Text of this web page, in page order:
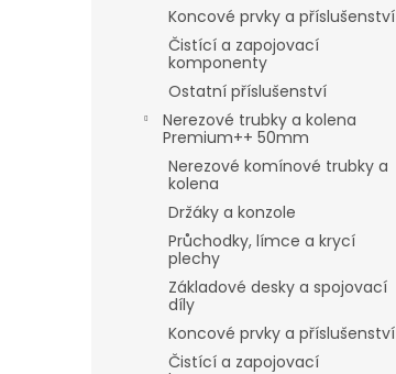
Koncové prvky a příslušenství
Čistící a zapojovací
komponenty
Ostatní příslušenství
Nerezové trubky a kolena
Premium++ 50mm
Nerezové komínové trubky a
kolena
Držáky a konzole
Průchodky, límce a krycí
plechy
Základové desky a spojovací
díly
Koncové prvky a příslušenství
Čistící a zapojovací